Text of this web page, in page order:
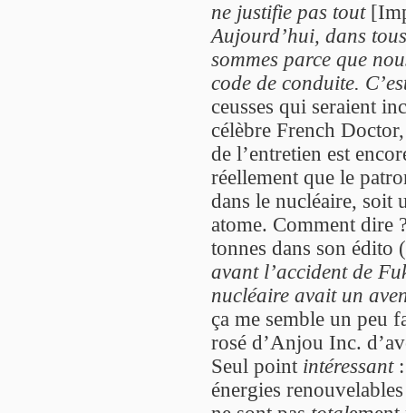
ne justifie pas tout
Aujourd’hui, dans
sommes parce que
code de conduite.
ceusses qui seraient
célèbre French
de l’entretien est
réellement que le
dans le nucléaire, soit
atome. Comment dire
tonnes dans son édito
avant l’accident de
nucléaire avait un
ça me semble un peu
rosé d’Anjou Inc.
Seul point intéressant:
énergies